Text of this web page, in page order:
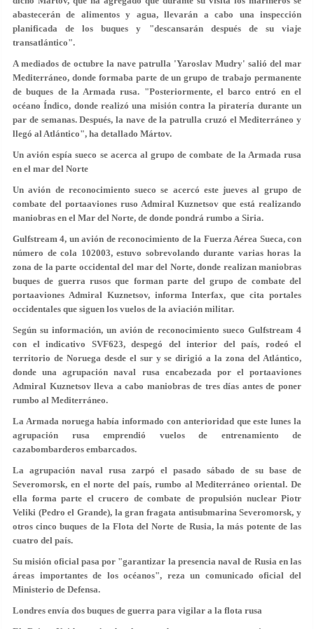
abastecerán de alimentos y agua, llevarán a cabo una inspección
planificada de los buques y "descansarán después de su viaje
transatlántico".
A mediados de octubre la nave patrulla 'Yaroslav Mudry' salió del mar
Mediterráneo, donde formaba parte de un grupo de trabajo permanente
de buques de la Armada rusa. "Posteriormente, el barco entró en el
océano Índico, donde realizó una misión contra la piratería durante un
par de semanas. Después, la nave de la patrulla cruzó el Mediterráneo y
llegó al Atlántico", ha detallado Mártov.
Un avión espía sueco se acerca al grupo de combate de la Armada rusa
en el mar del Norte
Un avión de reconocimiento sueco se acercó este jueves al grupo de
combate del portaaviones ruso Admiral Kuznetsov que está realizando
maniobras en el Mar del Norte, de donde pondrá rumbo a Siria.
Gulfstream 4, un avión de reconocimiento de la Fuerza Aérea Sueca, con
número de cola 102003, estuvo sobrevolando durante varias horas la
zona de la parte occidental del mar del Norte, donde realizan maniobras
buques de guerra rusos que forman parte del grupo de combate del
portaaviones Admiral Kuznetsov, informa Interfax, que cita portales
occidentales que siguen los vuelos de la aviación militar.
Según su información, un avión de reconocimiento sueco Gulfstream 4
con el indicativo SVF623, despegó del interior del país, rodeó el
territorio de Noruega desde el sur y se dirigió a la zona del Atlántico,
donde una agrupación naval rusa encabezada por el portaaviones
Admiral Kuznetsov lleva a cabo maniobras de tres días antes de poner
rumbo al Mediterráneo.
La Armada noruega había informado con anterioridad que este lunes la
agrupación rusa emprendió vuelos de entrenamiento de
cazabombarderos embarcados.
La agrupación naval rusa zarpó el pasado sábado de su base de
Severomorsk, en el norte del país, rumbo al Mediterráneo oriental. De
ella forma parte el crucero de combate de propulsión nuclear Piotr
Veliki (Pedro el Grande), la gran fragata antisubmarina Severomorsk, y
otros cinco buques de la Flota del Norte de Rusia, la más potente de las
cuatro del país.
Su misión oficial pasa por "garantizar la presencia naval de Rusia en las
áreas importantes de los océanos", reza un comunicado oficial del
Ministerio de Defensa.
Londres envía dos buques de guerra para vigilar a la flota rusa